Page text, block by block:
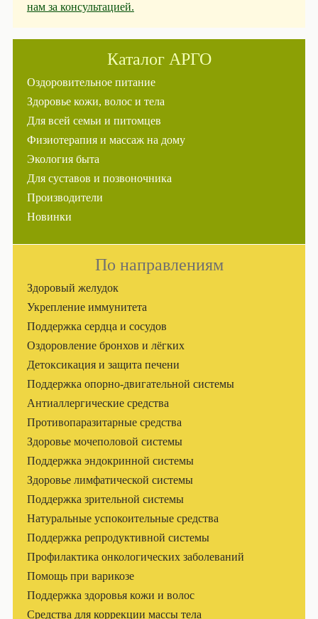
нам за консультацией.
Каталог АРГО
Оздоровительное питание
Здоровье кожи, волос и тела
Для всей семьи и питомцев
Физиотерапия и массаж на дому
Экология быта
Для суставов и позвоночника
Производители
Новинки
По направлениям
Здоровый желудок
Укрепление иммунитета
Поддержка сердца и сосудов
Оздоровление бронхов и лёгких
Детоксикация и защита печени
Поддержка опорно-двигательной системы
Антиаллергические средства
Противопаразитарные средства
Здоровье мочеполовой системы
Поддержка эндокринной системы
Здоровье лимфатической системы
Поддержка зрительной системы
Натуральные успокоительные средства
Поддержка репродуктивной системы
Профилактика онкологических заболеваний
Помощь при варикозе
Поддержка здоровья кожи и волос
Средства для коррекции массы тела